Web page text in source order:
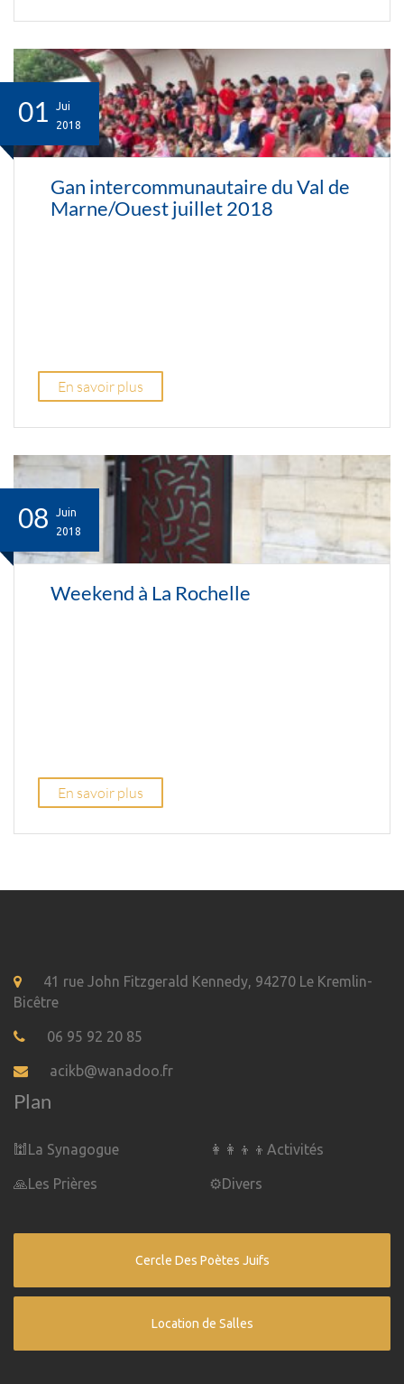
Gan intercommunautaire du Val de
Marne/Ouest juillet 2018
En savoir plus
01
Jui
2018
Weekend à La Rochelle
En savoir plus
08
Juin
2018
41 rue John Fitzgerald Kennedy, 94270 Le Kremlin-
Bicêtre
06 95 92 20 85
acikb@wanadoo.fr
Plan
🕍La Synagogue
🙏Les Prières
👩‍👩‍👦‍👦Activités
⚙Divers
Cercle Des Poètes Juifs
Location de Salles